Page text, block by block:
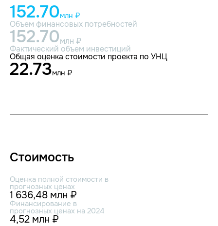
152.70млн ₽
Объем финансовых потребностей
152.70млн ₽
Фактический объем инвестиций
Общая оценка стоимости проекта по УНЦ
22.73млн ₽
Стоимость
Оценка полной стоимости в
прогнозных ценах
1 636,48 млн ₽
Финансирование в
прогнозных ценах на 2024
4,52 млн ₽